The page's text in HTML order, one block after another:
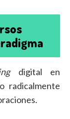
digital en
radicalmente